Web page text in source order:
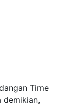
Time
demikian,